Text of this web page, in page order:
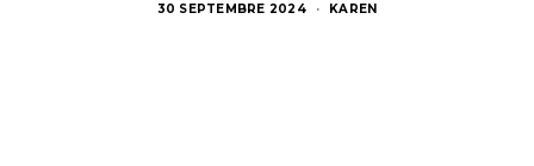
30 SEPTEMBRE 2024 KAREN